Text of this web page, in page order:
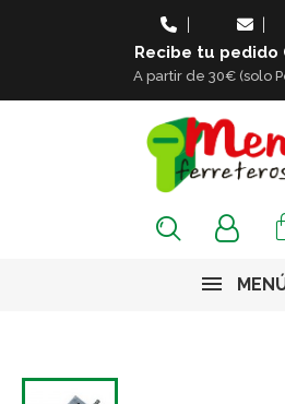
Recibe tu pedido
A partir de 30€ (solo